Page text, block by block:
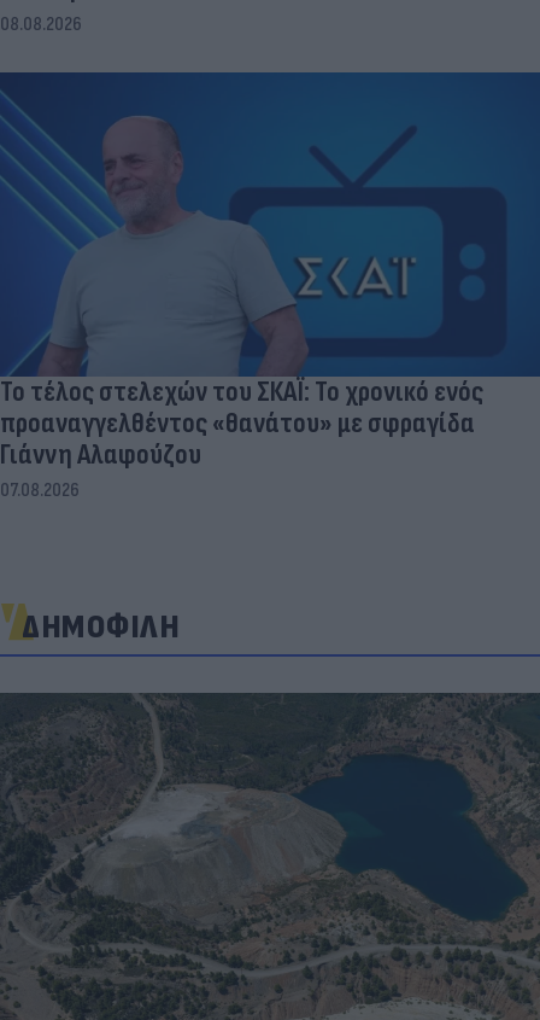
08.08.2026
Το τέλος στελεχών του ΣΚΑΪ: Το χρονικό ενός
προαναγγελθέντος «θανάτου» με σφραγίδα
Γιάννη Αλαφούζου
07.08.2026
ΔΗΜΟΦΙΛΗ